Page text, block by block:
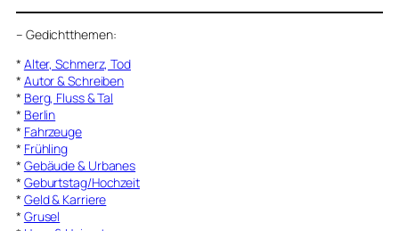
– Gedichtthemen:
* Alter, Schmerz, Tod
* Autor & Schreiben
* Berg, Fluss & Tal
* Berlin
* Fahrzeuge
* Frühling
* Gebäude & Urbanes
* Geburtstag/Hochzeit
* Geld & Karriere
* Grusel